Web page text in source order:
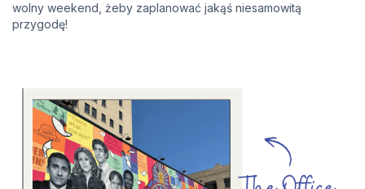
wolny weekend, żeby zaplanować jakąś niesamowitą
przygodę!